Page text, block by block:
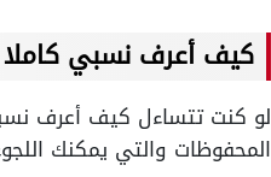
كيف أعرف نسبي
لو كنت تتساءل كيف أعرف
المحفوظات والتي يمكنك